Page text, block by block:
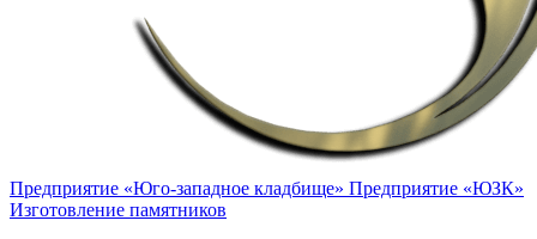
Предприятие «Юго-западное кладбище» Предприятие «ЮЗК»
Изготовление памятников